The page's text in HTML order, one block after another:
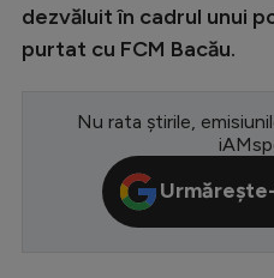
Champions
Europa League
CM 2026
Premier
LaLiga
dezvăluit în cadrul unui
purtat cu FCM Bacău.
Nu rata știrile,